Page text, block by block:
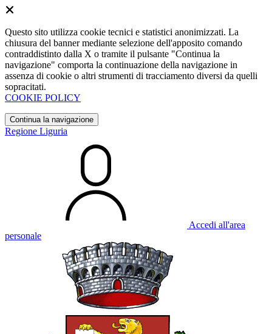
Questo sito utilizza cookie tecnici e statistici anonimizzati. La
chiusura del banner mediante selezione dell'apposito comando
contraddistinto dalla X o tramite il pulsante "Continua la
navigazione" comporta la continuazione della navigazione in
assenza di cookie o altri strumenti di tracciamento diversi da quelli
sopracitati.
COOKIE POLICY
Continua la navigazione
Regione Liguria
Accedi all'area
personale